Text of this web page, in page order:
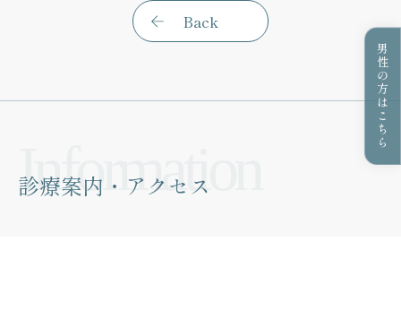
Back
診療案内・アクセス
男性の方はこちら